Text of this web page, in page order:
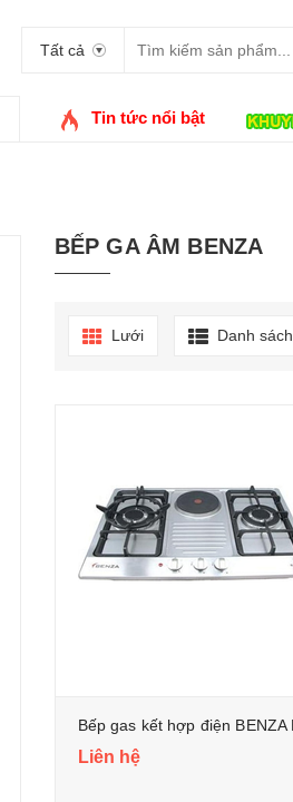
Tất cả
Tin tức nổi bật
BẾP GA ÂM BENZA
Lưới Danh sách
Liên hệ